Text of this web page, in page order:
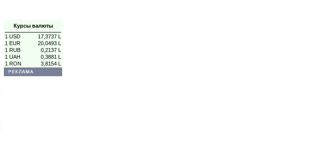
Курсы валюты
1 USD
17,3737 L
1 EUR
20,0493 L
1 RUB
0,2137 L
1 UAH
0,3881 L
1 RON
3,8154 L